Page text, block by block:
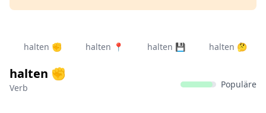
halten ✊ halten 📍 halten 💾 halten 🤔
halten ✊
Verb Populäre